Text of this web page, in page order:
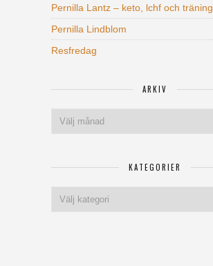
Pernilla Lantz – keto, lchf och träning
Pernilla Lindblom
Resfredag
ARKIV
KATEGORIER